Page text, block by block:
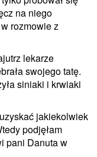
na niego
rozmowie z
lekarze
swojego tatę.
siniaki i krwiaki
jakiekolwiek
podjęłam
pani Danuta w